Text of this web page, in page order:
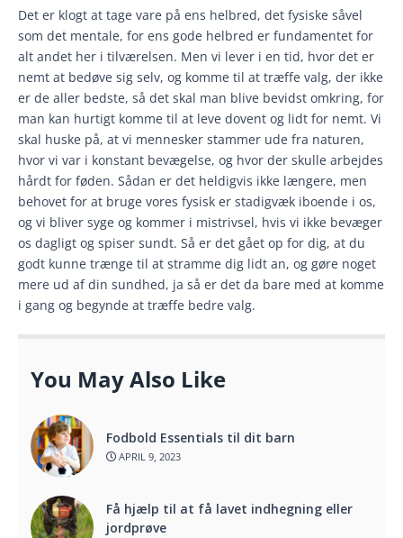
Det er klogt at tage vare på ens helbred, det fysiske såvel
som det mentale, for ens gode helbred er fundamentet for
alt andet her i tilværelsen. Men vi lever i en tid, hvor det er
nemt at bedøve sig selv, og komme til at træffe valg, der ikke
er de aller bedste, så det skal man blive bevidst omkring, for
man kan hurtigt komme til at leve dovent og lidt for nemt. Vi
skal huske på, at vi mennesker stammer ude fra naturen,
hvor vi var i konstant bevægelse, og hvor der skulle arbejdes
hårdt for føden. Sådan er det heldigvis ikke længere, men
behovet for at bruge vores fysisk er stadigvæk iboende i os,
og vi bliver syge og kommer i mistrivsel, hvis vi ikke bevæger
os dagligt og spiser sundt. Så er det gået op for dig, at du
godt kunne trænge til at stramme dig lidt an, og gøre noget
mere ud af din sundhed, ja så er det da bare med at komme
i gang og begynde at træffe bedre valg.
You May Also Like
Fodbold Essentials til dit barn
APRIL 9, 2023
Få hjælp til at få lavet indhegning eller
jordprøve